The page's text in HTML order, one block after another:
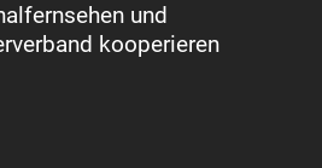
und
kooperieren